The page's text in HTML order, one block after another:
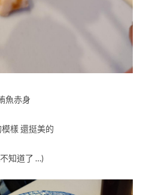
魚赤身
樣 還挺美的
知道了 …)